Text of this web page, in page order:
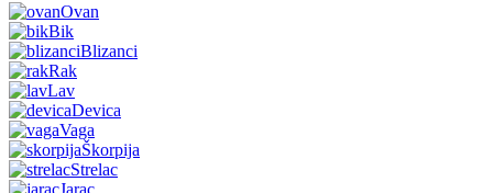
Ovan
Bik
Blizanci
Rak
Lav
Devica
Vaga
Škorpija
Strelac
Jarac